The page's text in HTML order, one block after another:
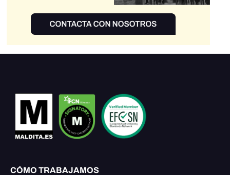
CÓMO TRABAJAMOS